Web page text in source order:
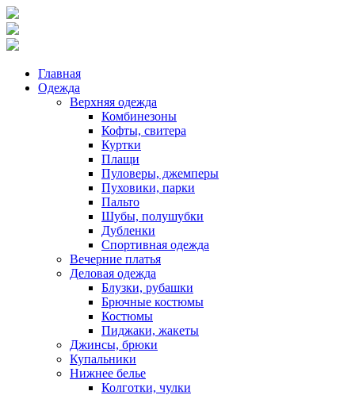
Главная
Одежда
Верхняя одежда
Комбинезоны
Кофты, свитера
Куртки
Плащи
Пуловеры, джемперы
Пуховики, парки
Пальто
Шубы, полушубки
Дубленки
Спортивная одежда
Вечерние платья
Деловая одежда
Блузки, рубашки
Брючные костюмы
Костюмы
Пиджаки, жакеты
Джинсы, брюки
Купальники
Нижнее белье
Колготки, чулки